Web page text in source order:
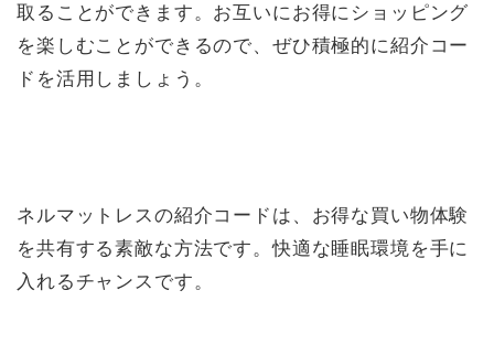
取ることができます。お互いにお得にショッピング
を楽しむことができるので、ぜひ積極的に紹介コー
ドを活用しましょう。
ネルマットレスの紹介コードは、お得な買い物体験
を共有する素敵な方法です。快適な睡眠環境を手に
入れるチャンスです。